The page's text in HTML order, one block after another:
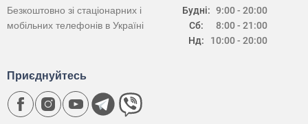
Будні:
Сб:
Нд:
9:00 - 20:00
8:00 - 21:00
10:00 - 20:00
Безкоштовно зі стаціонарних і
мобільних телефонів в Україні
Приєднуйтесь